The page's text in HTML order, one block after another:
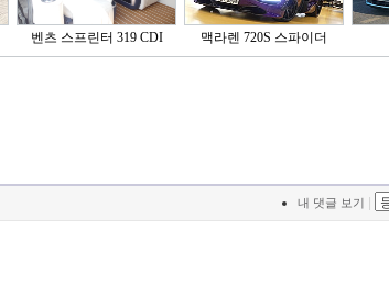
벤츠 스프린터 319 CDI 맥라렌 720S 스파이더
내 댓글 보기